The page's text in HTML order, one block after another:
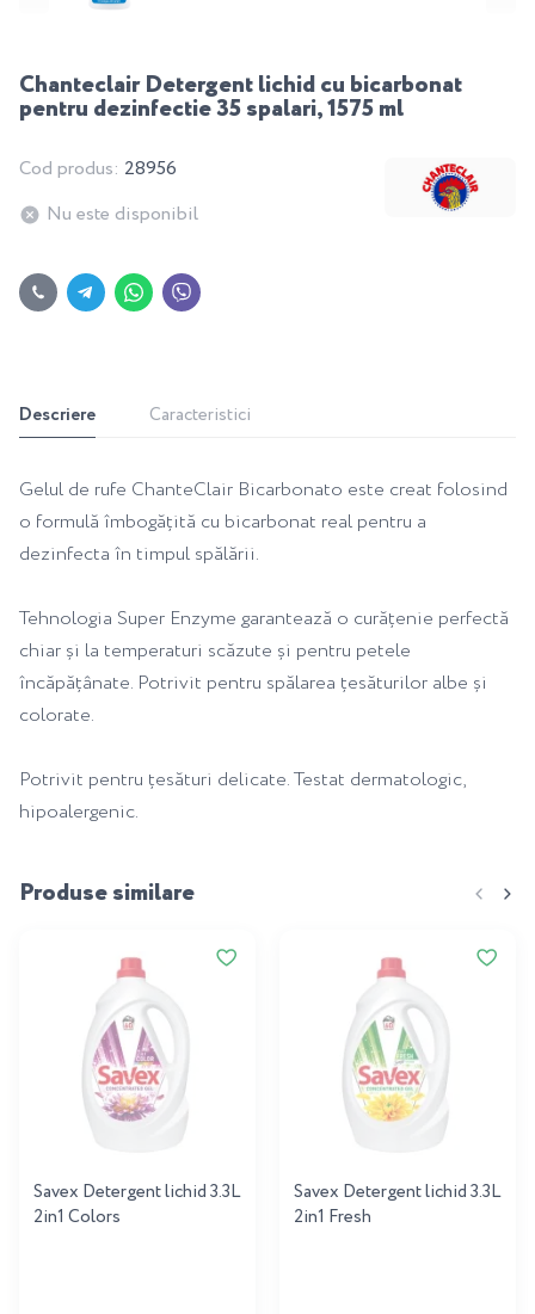
Chanteclair Detergent lichid cu bicarbonat
pentru dezinfectie 35 spalari, 1575 ml
Cod produs: 28956
Nu este disponibil
Descriere Caracteristici
Gelul de rufe ChanteClair Bicarbonato este creat folosind
o formulă îmbogățită cu bicarbonat real pentru a
dezinfecta în timpul spălării.
Tehnologia Super Enzyme garantează o curățenie perfectă
chiar și la temperaturi scăzute și pentru petele
încăpățânate. Potrivit pentru spălarea țesăturilor albe și
colorate.
Potrivit pentru țesături delicate. Testat dermatologic,
hipoalergenic.
Produse similare
Savex Detergent lichid 3.3L
2in1 Colors
Savex Detergent lichid 3.3L
2in1 Fresh